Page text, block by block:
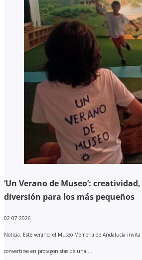
‘Un Verano de Museo’:
diversión para los más pequeños
02-07-2026
Noticia. Este verano, el Museo Memoria de Andalucía
convertirse en protagonistas de una ...